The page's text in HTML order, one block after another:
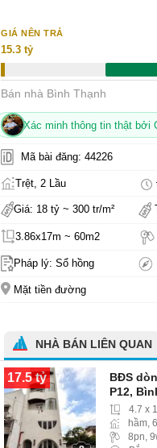
GIÁ NÊN TRẢ
15.3 tỷ
Bán nhà Bình Thạnh
Xác minh thông tin thật bởi
Mã bài đăng: 44226
Trệt, 2 Lầu
Giá: 18 tỷ ~ 300 tr/m²
3.86x17m ~ 60m2
Pháp lý: Sổ hồng
Mặt tiền đường
NHÀ BÁN LIÊN QUAN
17.5 tỷ
BĐS
P12,
4.7 x
hầm,
8pn,